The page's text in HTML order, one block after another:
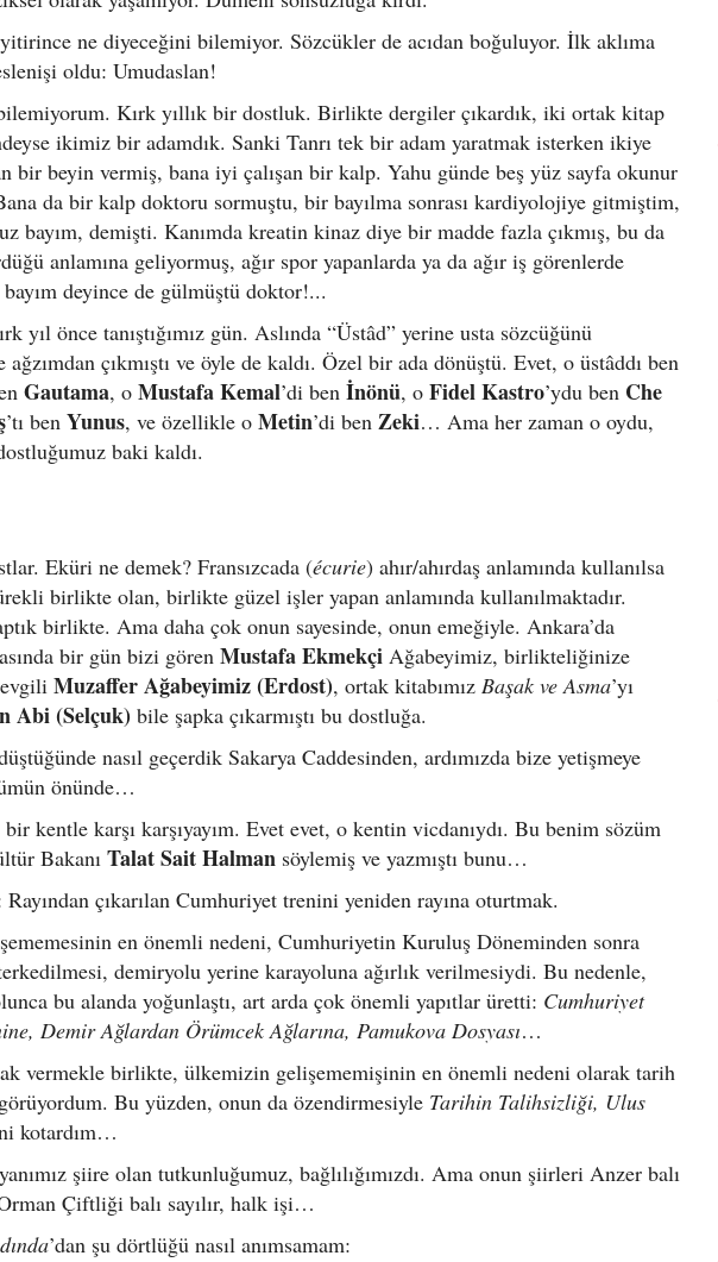
ne diyeceğini bilemiyor. Sözcükler de acıdan boğuluyor. İlk aklıma
oldu: Umudaslan!
bilemiyorum. Kırk yıllık bir dostluk. Birlikte dergiler çıkardık, iki ortak kitap
ikimiz bir adamdık. Sanki Tanrı tek bir adam yaratmak isterken ikiye
bir beyin vermiş, bana iyi çalışan bir kalp. Yahu günde beş yüz sayfa okunur
da bir kalp doktoru sormuştu, bir bayılma sonrası kardiyolojiye gitmiştim,
bayım, demişti. Kanımda kreatin kinaz diye bir madde fazla çıkmış, bu da
anlamına geliyormuş, ağır spor yapanlarda ya da ağır iş görenlerde
deyince de gülmüştü doktor!...
yıl önce tanıştığımız gün. Aslında “Üstâd” yerine usta sözcüğünü
çıkmıştı ve öyle de kaldı. Özel bir ada dönüştü. Evet, o üstâddı ben
Gautama, o Mustafa Kemal’di ben İnönü, o Fidel Kastro’ydu ben Che
’tı ben Yunus, ve özellikle o Metin’di ben Zeki… Ama her zaman o oydu,
baki kaldı.
Eküri ne demek? Fransızcada (écurie) ahır/ahırdaş anlamında kullanılsa
birlikte olan, birlikte güzel işler yapan anlamında kullanılmaktadır.
birlikte. Ama daha çok onun sayesinde, onun emeğiyle. Ankara’da
bir gün bizi gören Mustafa Ekmekçi Ağabeyimiz, birlikteliğinize
Muzaffer Ağabeyimiz (Erdost), ortak kitabımız Başak ve Asma’yı
Abi (Selçuk) bile şapka çıkarmıştı bu dostluğa.
nasıl geçerdik Sakarya Caddesinden, ardımızda bize yetişmeye
önünde…
kentle karşı karşıyayım. Evet evet, o kentin vicdanıydı. Bu benim sözüm
Bakanı Talat Sait Halman söylemiş ve yazmıştı bunu…
çıkarılan Cumhuriyet trenini yeniden rayına oturtmak.
en önemli nedeni, Cumhuriyetin Kuruluş Döneminden sonra
demiryolu yerine karayoluna ağırlık verilmesiydi. Bu nedenle,
bu alanda yoğunlaştı, art arda çok önemli yapıtlar üretti: Cumhuriyet
Demir Ağlardan Örümcek Ağlarına, Pamukova Dosyası…
vermekle birlikte, ülkemizin gelişememişinin en önemli nedeni olarak tarih
Bu yüzden, onun da özendirmesiyle Tarihin Talihsizliği, Ulus
kotardım…
şiire olan tutkunluğumuz, bağlılığımızdı. Ama onun şiirleri Anzer balı
Çiftliği balı sayılır, halk işi…
’dan şu dörtlüğü nasıl anımsamam: